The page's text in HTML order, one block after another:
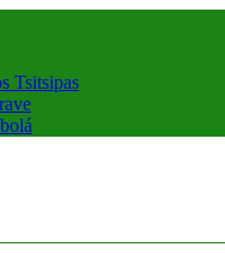
Tsitsipas